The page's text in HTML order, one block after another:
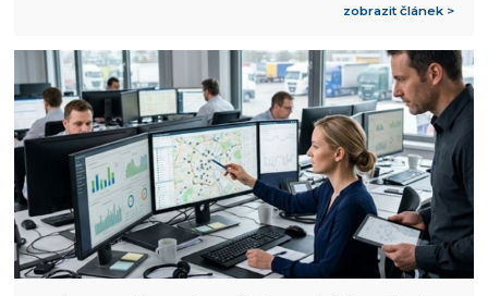
zobrazit článek >